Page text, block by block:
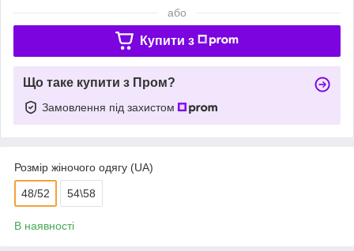
або
Купити з
Що таке купити з Пром?
Замовлення під захистом
Розмір жіночого одягу (UA)
48/52 54\58
В наявності